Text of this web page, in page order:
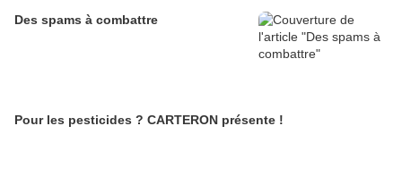
Des spams à combattre
Pour les pesticides ? CARTERON présente !